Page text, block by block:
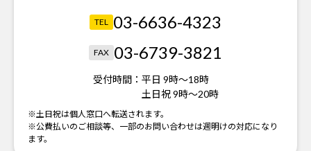
TEL 03-6636-4323
FAX 03-6739-3821
受付時間： 平日 9時～18時
土日祝 9時～20時
※土日祝は個人窓口へ転送されます。
※公費払いのご相談等、一部のお問い合わせは週明けの対応になり
ます。